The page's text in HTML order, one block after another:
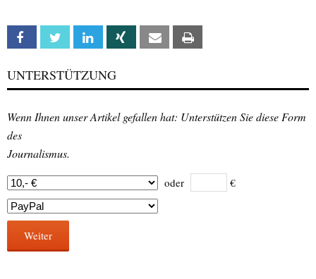
Facebook Twitter Linkedin Xing Email
UNTERSTÜTZUNG
Wenn Ihnen unser Artikel gefallen hat: Unterstützen Sie diese Form
des
Journalismus.
oder €
Weiter